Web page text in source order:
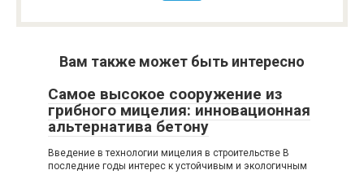
Вам также может быть интересно
Самое высокое сооружение из
грибного мицелия: инновационная
альтернатива бетону
Введение в технологии мицелия в строительстве В
последние годы интерес к устойчивым и экологичным